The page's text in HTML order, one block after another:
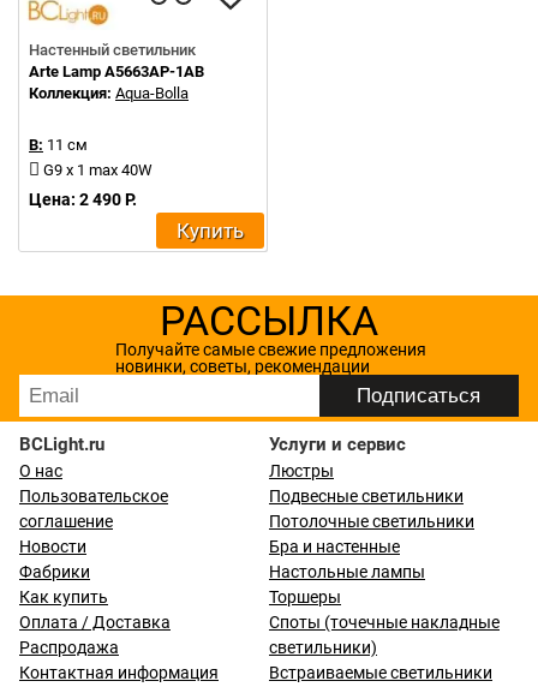
Настенный светильник
Arte Lamp A5663AP-1AB
Коллекция: Aqua-Bolla
В: 11 см
G9 x 1 max 40W
Цена: 2 490 Р.
Купить
РАССЫЛКА
Получайте самые свежие предложения
новинки, советы, рекомендации
BCLight.ru
О нас
Пользовательское
соглашение
Новости
Фабрики
Как купить
Оплата / Доставка
Распродажа
Контактная информация
Услуги и сервис
Люстры
Подвесные светильники
Потолочные светильники
Бра и настенные
Настольные лампы
Торшеры
Споты (точечные накладные
светильники)
Встраиваемые светильники